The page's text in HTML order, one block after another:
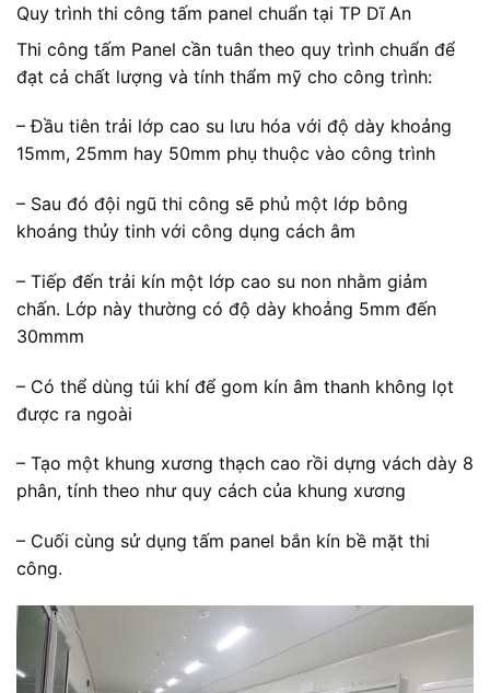
Quy trình thi công tấm panel chuẩn tại TP Dĩ An
Thi công tấm Panel cần tuân theo quy trình chuẩn để
đạt cả chất lượng và tính thẩm mỹ cho công trình:
– Đầu tiên trải lớp cao su lưu hóa với độ dày khoảng
15mm, 25mm hay 50mm phụ thuộc vào công trình
– Sau đó đội ngũ thi công sẽ phủ một lớp bông
khoáng thủy tinh với công dụng cách âm
– Tiếp đến trải kín một lớp cao su non nhằm giảm
chấn. Lớp này thường có độ dày khoảng 5mm đến
30mmm
– Có thể dùng túi khí để gom kín âm thanh không lọt
được ra ngoài
– Tạo một khung xương thạch cao rồi dựng vách dày 8
phân, tính theo như quy cách của khung xương
– Cuối cùng sử dụng tấm panel bắn kín bề mặt thi
công.